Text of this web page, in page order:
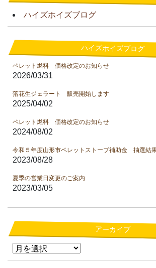
ハイズホイズブログ
ハイズホイズブログ
ペレット燃料 価格改定のお知らせ
2026/03/31
落花生ジェラート 販売開始します
2025/04/02
ペレット燃料 価格改定のお知らせ
2024/08/02
令和５年度山形市ペレットストーブ補助金 抽選結
2023/08/28
夏季の営業日変更のご案内
2023/03/05
アーカイブ